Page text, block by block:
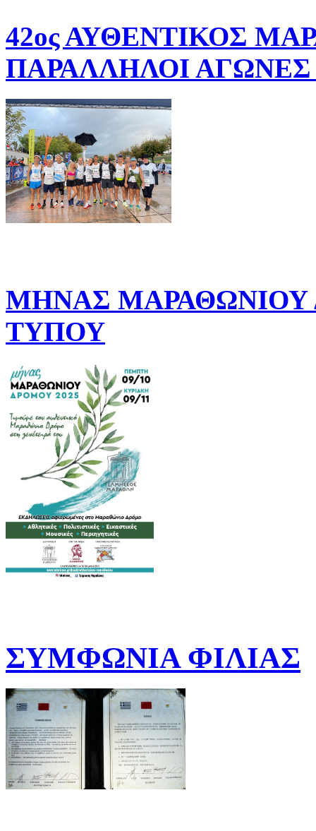
42ος ΑΥΘΕΝΤΙΚΟΣ
ΠΑΡΑΛΛΗΛΟΙ ΑΓΩΝΕΣ
ΜΗΝΑΣ ΜΑΡΑΘΩΝΙΟΥ
ΤΥΠΟΥ
ΣΥΜΦΩΝΙΑ ΦΙΛΙΑΣ